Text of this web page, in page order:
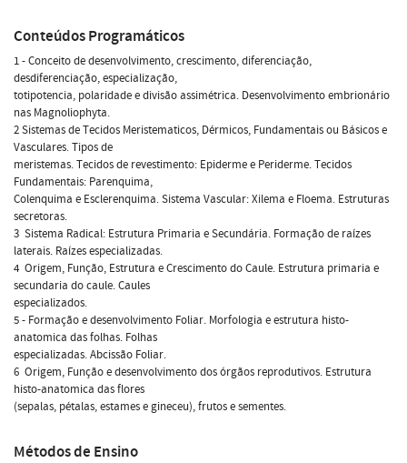
Conteúdos Programáticos
1 - Conceito de desenvolvimento, crescimento, diferenciação,
desdiferenciação, especialização,
totipotencia, polaridade e divisão assimétrica. Desenvolvimento embrionário
nas Magnoliophyta.
2 Sistemas de Tecidos Meristematicos, Dérmicos, Fundamentais ou Básicos e
Vasculares. Tipos de
meristemas. Tecidos de revestimento: Epiderme e Periderme. Tecidos
Fundamentais: Parenquima,
Colenquima e Esclerenquima. Sistema Vascular: Xilema e Floema. Estruturas
secretoras.
3  Sistema Radical: Estrutura Primaria e Secundária. Formação de raízes
laterais. Raízes especializadas.
4  Origem, Função, Estrutura e Crescimento do Caule. Estrutura primaria e
secundaria do caule. Caules
especializados.
5 - Formação e desenvolvimento Foliar. Morfologia e estrutura histo-
anatomica das folhas. Folhas
especializadas. Abcissão Foliar.
6  Origem, Função e desenvolvimento dos órgãos reprodutivos. Estrutura
histo-anatomica das flores
(sepalas, pétalas, estames e gineceu), frutos e sementes.
Métodos de Ensino